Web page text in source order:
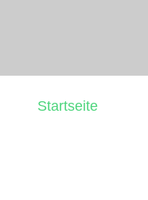
Startseite